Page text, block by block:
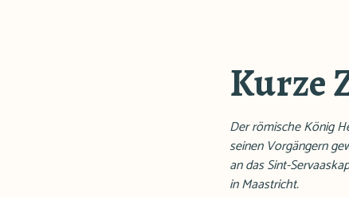
Kurze
Der römische König
seinen Vorgängern
an das Sint-
in Maastricht.